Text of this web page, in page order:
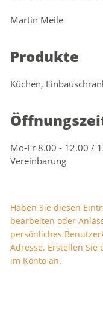
Martin Meile
Produkte
Küchen,
Mo-Fr 8.00 - 12.00 /
Vereinbarung
Haben Sie diesen
bearbeiten oder
persönliches
Adresse. Erstellen Sie
im Konto an.